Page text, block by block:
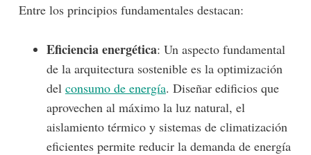
Entre los principios fundamentales destacan:
Eficiencia energética: Un aspecto fundamental
de la arquitectura sostenible es la optimización
del consumo de energía. Diseñar edificios que
aprovechen al máximo la luz natural, el
aislamiento térmico y sistemas de climatización
eficientes permite reducir la demanda de energía